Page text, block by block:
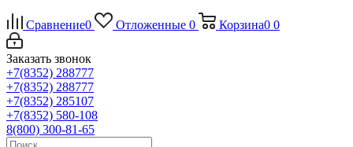
Сравнение0 Отложенные 0 Корзина0 0
Заказать звонок
+7(8352) 288777
+7(8352) 288777
+7(8352) 285107
+7(8352) 580-108
8(800) 300-81-65